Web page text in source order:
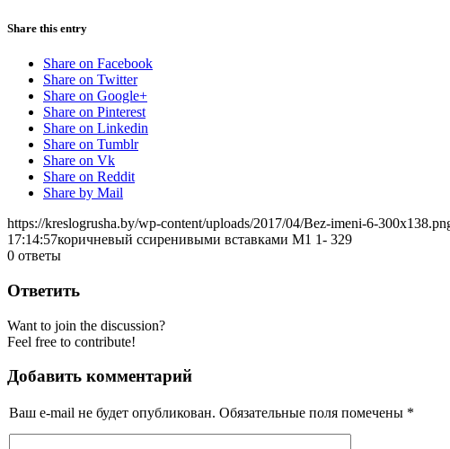
Share this entry
Share on Facebook
Share on Twitter
Share on Google+
Share on Pinterest
Share on Linkedin
Share on Tumblr
Share on Vk
Share on Reddit
Share by Mail
https://kreslogrusha.by/wp-content/uploads/2017/04/Bez-imeni-6-
17:14:57коричневый ссиренивыми вставками М1 1- 329
0 ответы
Ответить
Want to join the discussion?
Feel free to contribute!
Добавить комментарий
Ваш e-mail не будет опубликован. Обязательные поля помечены *